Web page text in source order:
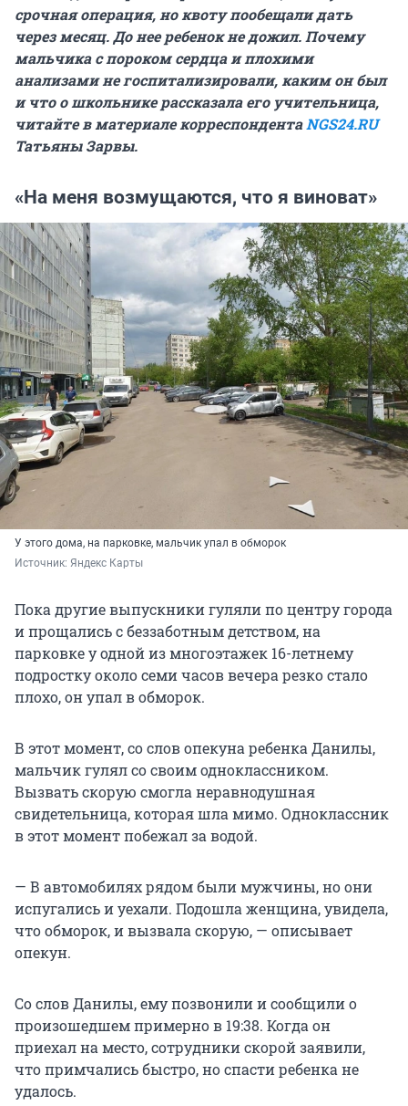
срочная операция, но квоту пообещали дать
через месяц. До нее ребенок не дожил. Почему
мальчика с пороком сердца и плохими
анализами не госпитализировали, каким он был
и что о школьнике рассказала его учительница,
читайте в материале корреспондентаNGS24.RU
Татьяны Зарвы.
«На меня возмущаются, что я виноват»
У этого дома, на парковке, мальчик упал в обморок
Источник: Яндекс Карты
Пока другие выпускники гуляли по центру города
и прощались с беззаботным детством, на
парковке у одной из многоэтажек 16-летнему
подростку около семи часов вечера резко стало
плохо, он упал в обморок.
В этот момент, со слов опекуна ребенка Данилы,
мальчик гулял со своим одноклассником.
Вызвать скорую смогла неравнодушная
свидетельница, которая шла мимо. Одноклассник
в этот момент побежал за водой.
— В автомобилях рядом были мужчины, но они
испугались и уехали. Подошла женщина, увидела,
что обморок, и вызвала скорую, — описывает
опекун.
Со слов Данилы, ему позвонили и сообщили о
произошедшем примерно в 19:38. Когда он
приехал на место, сотрудники скорой заявили,
что примчались быстро, но спасти ребенка не
удалось.